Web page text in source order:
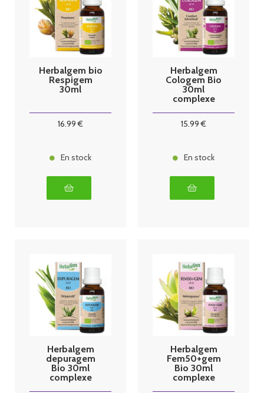
Herbalgem bio
Respigem
30ml
16.99 €
En stock
Herbalgem
Cologem Bio
30ml
complexe
15.99 €
En stock
Herbalgem
depuragem
Bio 30ml
complexe
Herbalgem
Fem50+gem
Bio 30ml
complexe